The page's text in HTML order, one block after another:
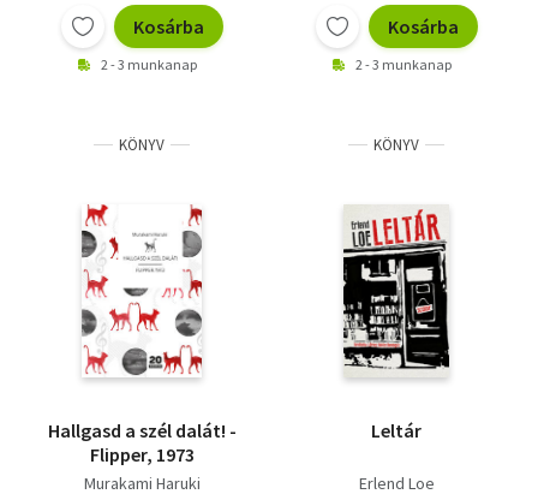
Kosárba
2 - 3 munkanap
Kosárba
2 - 3 munkanap
KÖNYV
Hallgasd a szél dalát! -
Flipper, 1973
Murakami Haruki
KÖNYV
Leltár
Erlend Loe